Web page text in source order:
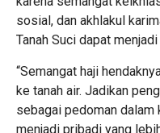
sosial, dan akhlakul
Tanah Suci dapat
“Semangat haji
ke tanah air. Jadikan
sebagai pedoman dalam
menjadi pribadi yang